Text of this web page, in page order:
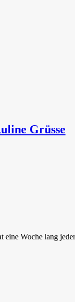
Grüsse
Woche lang